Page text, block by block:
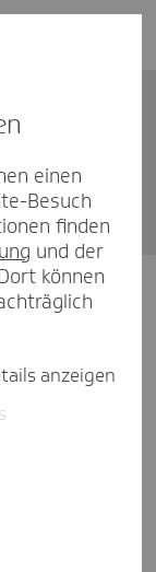
16:00 Uhr
08:30-16:00 Uhr
einen
Besuch
finden
und der
können
anzeigen